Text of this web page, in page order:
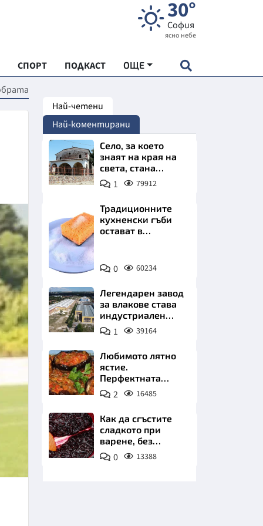
30°
София
ясно небе
СПОРТ ПОДКАСТ ОЩЕ
"ЧУДЕСАТА НА БЪЛГАРИЯ"
ХРАНА
ИКОНОМИКА
Най-четени
Най-коментирани
Село, за което
знаят на края на
света, стана
имотно бижу на
София. Къщи с
1 79912
Снимка:
Пиксабей
Традиционните
кухненски гъби
остават в
0 60234
Легендарен завод
за влакове става
индустриален
лъв. Златни
инвестиции в
аристократичния
ни град
1 39164
Любимото лятно
ястие.
Перфектната
имамбаялдъ
2 16485
Как да сгъстите
сладкото при
варене, без
нишесте или
желатин
0 13388